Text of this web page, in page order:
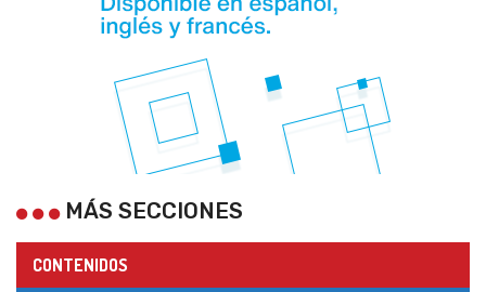
MÁS SECCIONES
CONTENIDOS